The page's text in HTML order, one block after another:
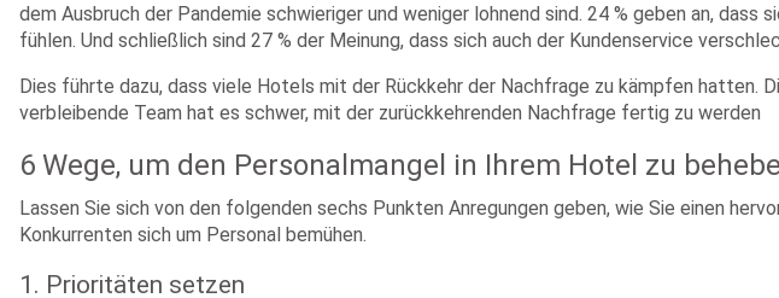
dem Ausbruch der Pandemie schwieriger und weniger lohnend sind. 24 % geben an,
fühlen. Und schließlich sind 27 % der Meinung, dass sich auch der Kundenservice
Dies führte dazu, dass viele Hotels mit der Rückkehr der Nachfrage zu kämpfen hatten.
verbleibende Team hat es schwer, mit der zurückkehrenden Nachfrage fertig zu werden
6 Wege, um den Personalmangel in Ihrem Hotel zu
Lassen Sie sich von den folgenden sechs Punkten Anregungen geben, wie Sie einen
Konkurrenten sich um Personal bemühen.
1. Prioritäten setzen